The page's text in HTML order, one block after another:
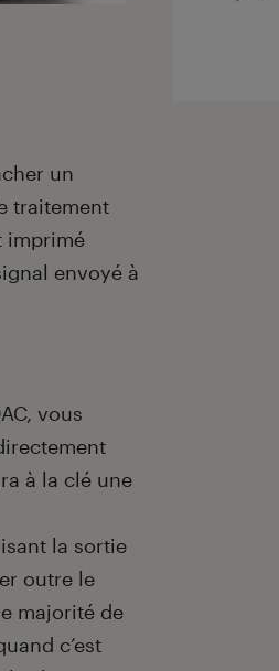
un
traitement
imprimé
envoyé à
vous
à la clé une
la sortie
outre le
majorité de
c’est